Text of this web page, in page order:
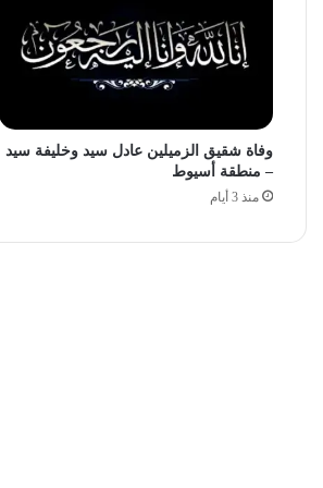
وفاة شقيق الزميلين عادل سيد وخليفة سيد
– منطقة أسيوط
منذ 3 أيام